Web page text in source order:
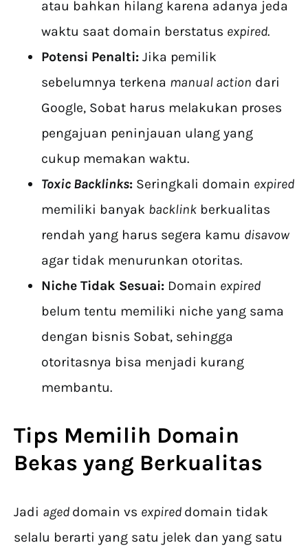
atau bahkan hilang karena adanya jeda
waktu saat domain berstatus expired.
Potensi Penalti: Jika pemilik
sebelumnya terkena manual action dari
Google, Sobat harus melakukan proses
pengajuan peninjauan ulang yang
cukup memakan waktu.
Toxic Backlinks: Seringkali domain expired
memiliki banyak backlink berkualitas
rendah yang harus segera kamu disavow
agar tidak menurunkan otoritas.
Niche Tidak Sesuai: Domain expired
belum tentu memiliki niche yang sama
dengan bisnis Sobat, sehingga
otoritasnya bisa menjadi kurang
membantu.
Tips Memilih Domain
Bekas yang Berkualitas
Jadi aged domain vs expired domain tidak
selalu berarti yang satu jelek dan yang satu